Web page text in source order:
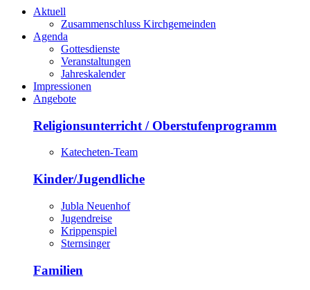
Aktuell
Zusammenschluss Kirchgemeinden
Agenda
Gottesdienste
Veranstaltungen
Jahreskalender
Impressionen
Angebote
Religionsunterricht / Oberstufenprogramm
Katecheten-Team
Kinder/Jugendliche
Jubla Neuenhof
Jugendreise
Krippenspiel
Sternsinger
Familien